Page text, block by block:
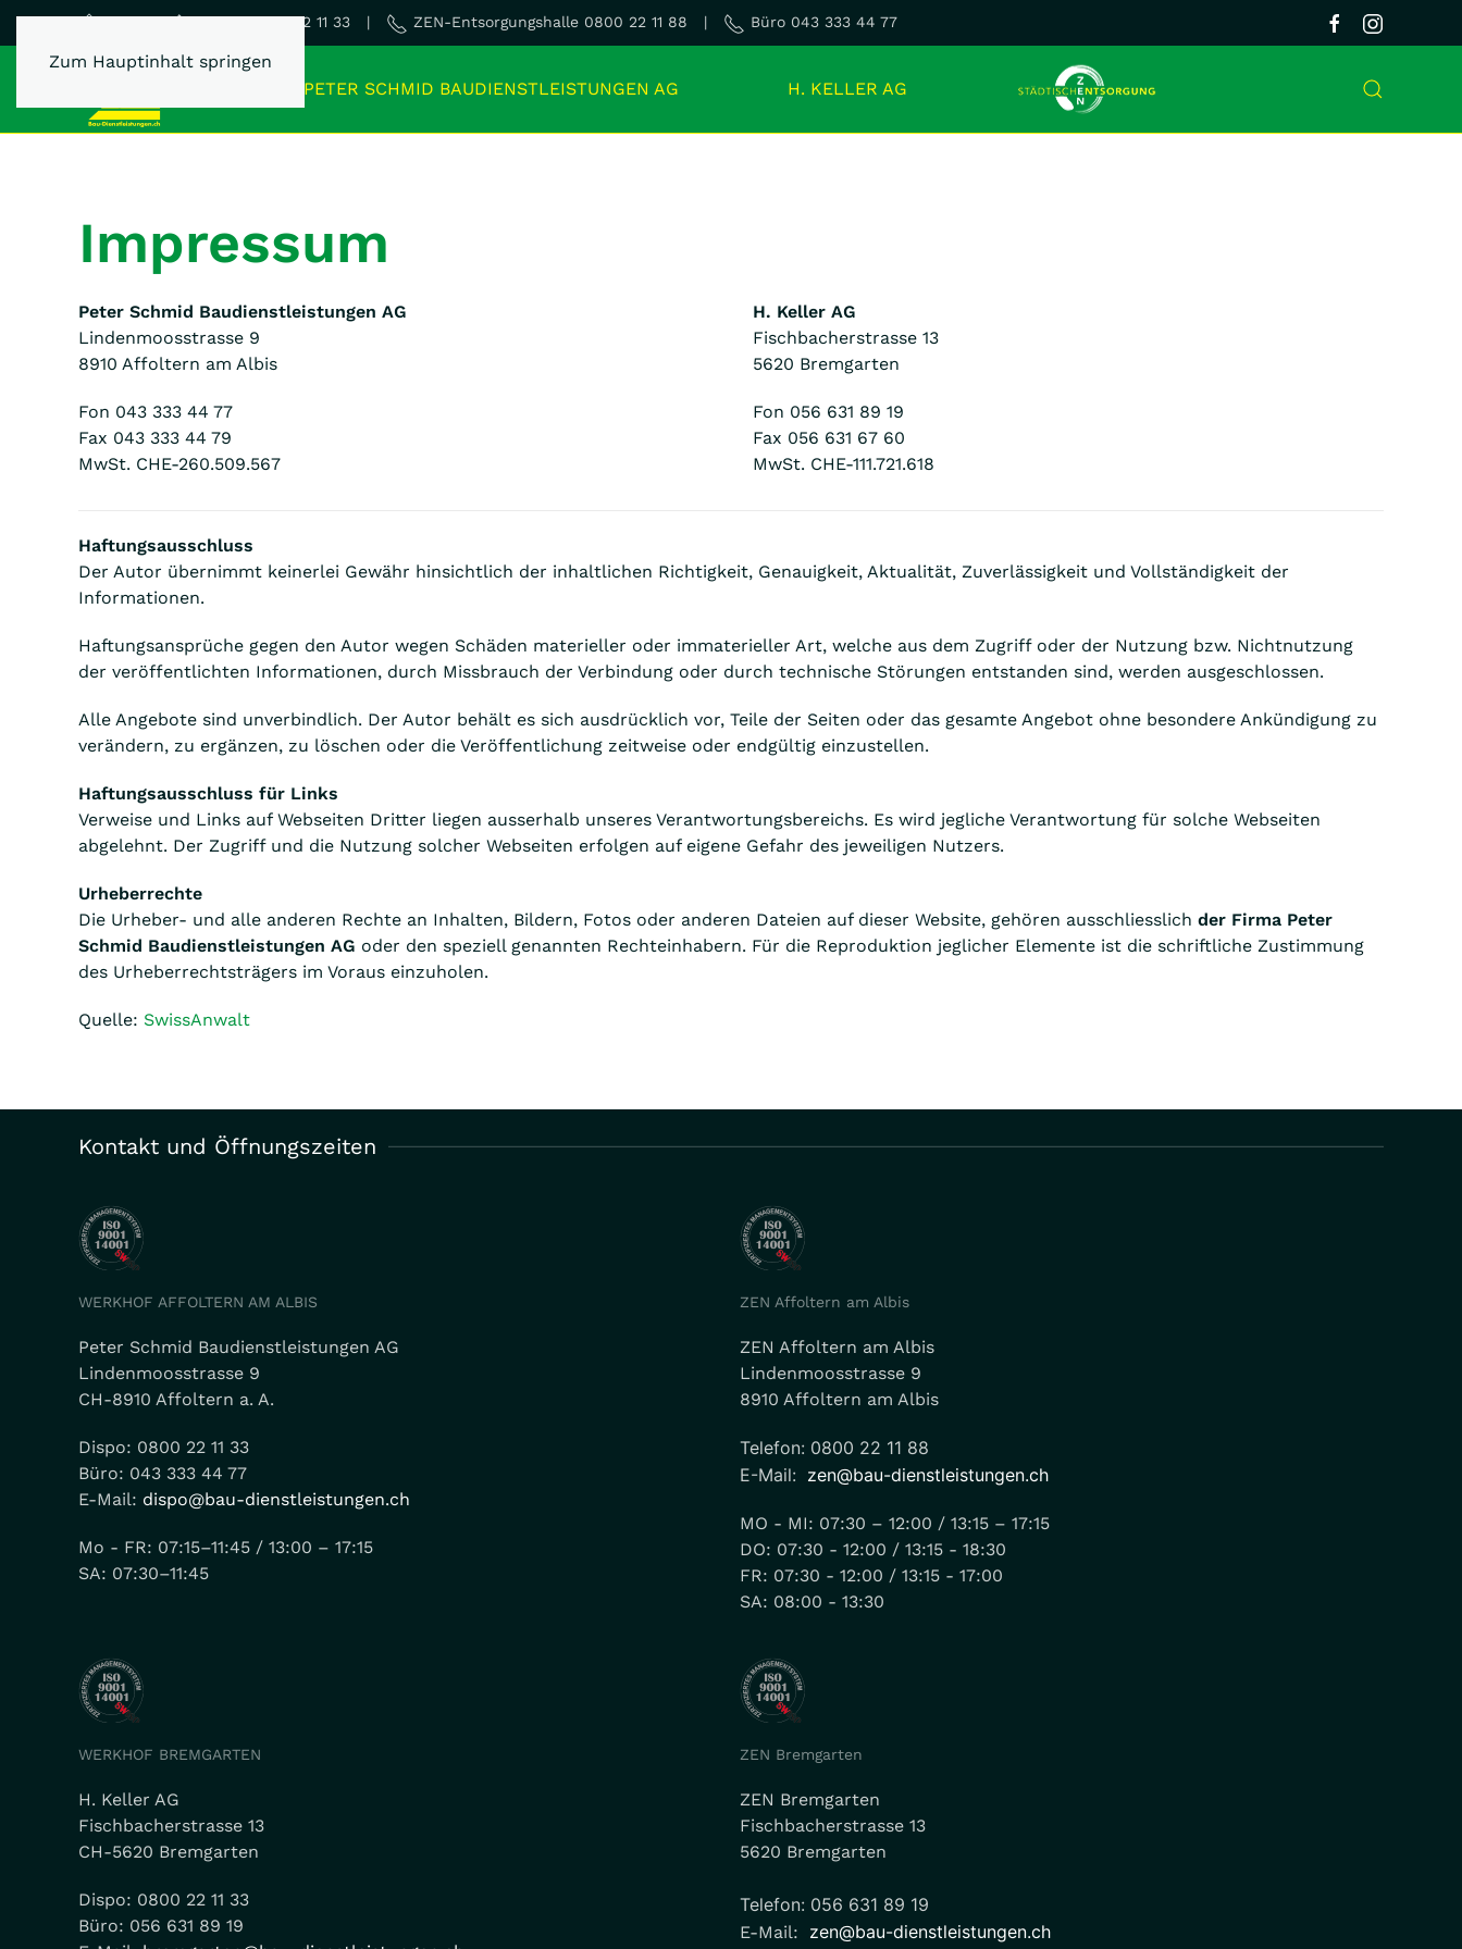
Zum Hauptinhalt springen
Home Dispo 0800 22 11 33 | ZEN-Entsorgungshalle 0800 22 11 88 | Büro 043 333 44 77
PETER SCHMID BAUDIENSTLEISTUNGEN AG H. KELLER AG
Impressum
Peter Schmid Baudienstleistungen AG
Lindenmoosstrasse 9
8910 Affoltern am Albis
Fon 043 333 44 77
Fax 043 333 44 79
MwSt. CHE-260.509.567
H. Keller AG
Fischbacherstrasse 13
5620 Bremgarten
Fon 056 631 89 19
Fax 056 631 67 60
MwSt. CHE-111.721.618
Haftungsausschluss
Der Autor übernimmt keinerlei Gewähr hinsichtlich der inhaltlichen Richtigkeit, Genauigkeit, Aktualität, Zuverlässigkeit und Vollständigkeit der
Informationen.
Haftungsansprüche gegen den Autor wegen Schäden materieller oder immaterieller Art, welche aus dem Zugriff oder der Nutzung bzw. Nichtnutzung
der veröffentlichten Informationen, durch Missbrauch der Verbindung oder durch technische Störungen entstanden sind, werden ausgeschlossen.
Alle Angebote sind unverbindlich. Der Autor behält es sich ausdrücklich vor, Teile der Seiten oder das gesamte Angebot ohne besondere Ankündigung zu
verändern, zu ergänzen, zu löschen oder die Veröffentlichung zeitweise oder endgültig einzustellen.
Haftungsausschluss für Links
Verweise und Links auf Webseiten Dritter liegen ausserhalb unseres Verantwortungsbereichs. Es wird jegliche Verantwortung für solche Webseiten
abgelehnt. Der Zugriff und die Nutzung solcher Webseiten erfolgen auf eigene Gefahr des jeweiligen Nutzers.
Urheberrechte
Die Urheber- und alle anderen Rechte an Inhalten, Bildern, Fotos oder anderen Dateien auf dieser Website, gehören ausschliesslich der Firma Peter
Schmid Baudienstleistungen AG oder den speziell genannten Rechteinhabern. Für die Reproduktion jeglicher Elemente ist die schriftliche Zustimmung
des Urheberrechtsträgers im Voraus einzuholen.
Quelle: SwissAnwalt
Kontakt und Öffnungszeiten
WERKHOF AFFOLTERN AM ALBIS
Peter Schmid Baudienstleistungen AG
Lindenmoosstrasse 9
CH-8910 Affoltern a. A.
Dispo: 0800 22 11 33
Büro: 043 333 44 77
E-Mail: dispo@bau-dienstleistungen.ch
Mo - FR: 07:15–11:45 / 13:00 – 17:15
SA: 07:30–11:45
ZEN Affoltern am Albis
ZEN Affoltern am Albis
Lindenmoosstrasse 9
8910 Affoltern am Albis
Telefon: 0800 22 11 88
E-Mail: zen@bau-dienstleistungen.ch
MO - MI: 07:30 – 12:00 / 13:15 – 17:15
DO: 07:30 - 12:00 / 13:15 - 18:30
FR: 07:30 - 12:00 / 13:15 - 17:00
SA: 08:00 - 13:30
WERKHOF BREMGARTEN
H. Keller AG
Fischbacherstrasse 13
CH-5620 Bremgarten
Dispo: 0800 22 11 33
Büro: 056 631 89 19
ZEN Bremgarten
ZEN Bremgarten
Fischbacherstrasse 13
5620 Bremgarten
Telefon: 056 631 89 19
E-Mail: zen@bau-dienstleistungen.ch